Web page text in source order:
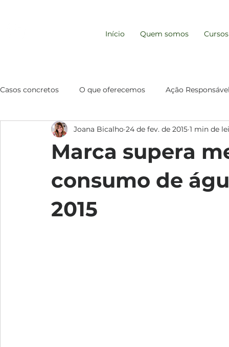
Início Quem somos Cursos
Casos concretos O que oferecemos Ação
Comportamento de Consumo Gestão e Resp.
Marca supera
consumo de
2015
Joana Bicalho 24 de fev. de 2015 1 min de